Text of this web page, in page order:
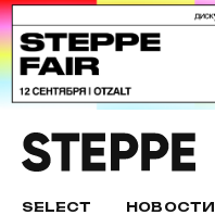
SELECT НОВОСТИ